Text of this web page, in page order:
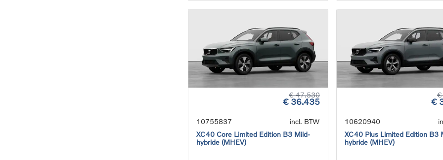
€ 47.530
€ 36.435
10755837
incl. BTW
XC40 Core Limited Edition B3 Mild-
hybride (MHEV)
€
€
10620940
XC40 Plus Limited Edition B3
hybride (MHEV)